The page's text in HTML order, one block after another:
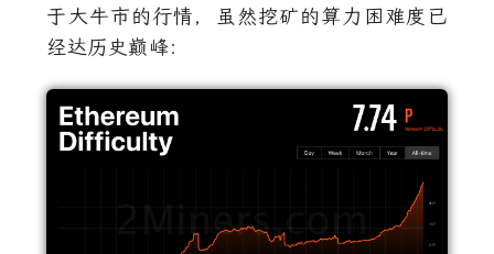
于大牛市的行情，虽然挖矿的算力困难度已
经达历史巅峰：